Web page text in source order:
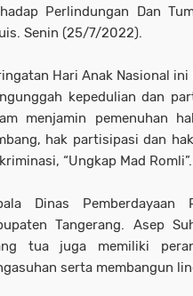
Perlindungan Dan
Senin (25/7/2022).
Hari Anak Nasional
kepedulian dan
menjamin pemenuhan
hak partisipasi dan
“Ungkap Mad Romli”.
Dinas Pemberdayaan
Tangerang. Asep
tua juga memiliki
serta membangun